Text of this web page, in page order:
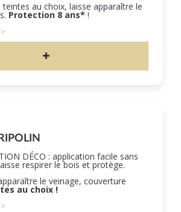
teintes au choix, laisse apparaître le
Protection 8 ans* !
DÉCO : application facile sans
respirer le bois et protège.
le veinage, couverture
au choix !